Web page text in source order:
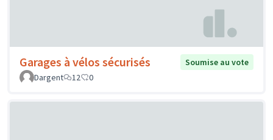
Garages à vélos sécurisés
Soumise au vote
Dargent
12 0